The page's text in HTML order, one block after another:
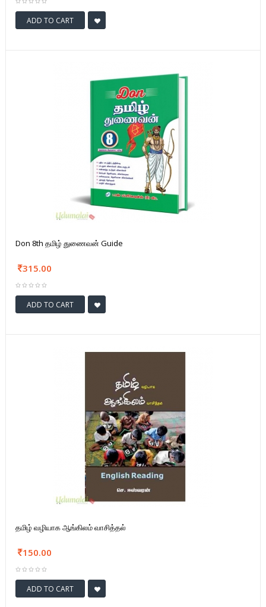
ADD TO CART
Don 8th தமிழ் துணைவன் Guide
315.00
ADD TO CART
தமிழ் வழியாக ஆங்கிலம் வாசித்தல்
150.00
ADD TO CART